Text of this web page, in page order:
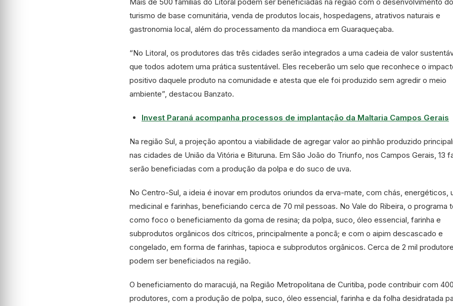
turismo de base comunitária, venda de produtos locais, hospedagens, atrativos naturais e
gastronomia local, além do processamento da mandioca em Guaraqueçaba.
“No Litoral, os produtores das três cidades serão integrados a uma cadeia de valor
que todos adotem uma prática sustentável. Eles receberão um selo que reconhece o
positivo daquele produto na comunidade e atesta que ele foi produzido sem agredir o meio
ambiente”, destacou Banzato.
Invest Paraná acompanha processos de implantação da Maltaria Campos Gerais
Na região Sul, a projeção apontou a viabilidade de agregar valor ao pinhão produzido
nas cidades de União da Vitória e Bituruna. Em São João do Triunfo, nos Campos Gerais, 13
serão beneficiadas com a produção da polpa e do suco de uva.
No Centro-Sul, a ideia é inovar em produtos oriundos da erva-mate, com chás, energéticos,
medicinal e farinhas, beneficiando cerca de 70 mil pessoas. No Vale do Ribeira, o programa
como foco o beneficiamento da goma de resina; da polpa, suco, óleo essencial, farinha e
subprodutos orgânicos dos cítricos, principalmente a poncã; e com o aipim descascado e
congelado, em forma de farinhas, tapioca e subprodutos orgânicos. Cerca de 2 mil
podem ser beneficiados na região.
O beneficiamento do maracujá, na Região Metropolitana de Curitiba, pode contribuir com 400
produtores, com a produção de polpa, suco, óleo essencial, farinha e da folha desidratada